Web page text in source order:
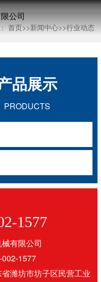
首页>>新闻中心>>行业动态
品展示
PRODUCTS
1577
有限公司
1577
潍坊市坊子区民营工业